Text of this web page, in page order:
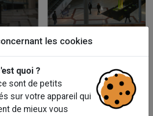
les cookies
quoi ?
sont de petits
sur votre appareil qui
de mieux vous